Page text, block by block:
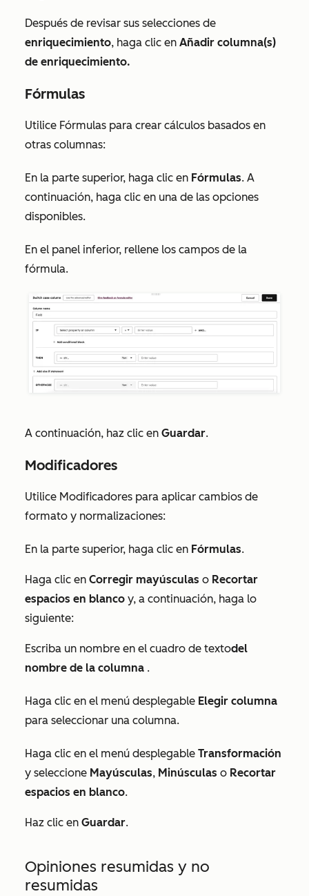
Después de revisar sus selecciones de
enriquecimiento, haga clic en Añadir columna(s)
de enriquecimiento.
Fórmulas
Utilice Fórmulas para crear cálculos basados en
otras columnas:
En la parte superior, haga clic en Fórmulas. A
continuación, haga clic en una de las opciones
disponibles.
En el panel inferior, rellene los campos de la
fórmula.
A continuación, haz clic en Guardar.
Modificadores
Utilice Modificadores para aplicar cambios de
formato y normalizaciones:
En la parte superior, haga clic en Fórmulas.
Haga clic en Corregir mayúsculas o Recortar
espacios en blanco y, a continuación, haga lo
siguiente:
Escriba un nombre en el cuadro de textodel
nombre de la columna .
Haga clic en el menú desplegable Elegir columna
para seleccionar una columna.
Haga clic en el menú desplegable Transformación
y seleccione Mayúsculas, Minúsculas o Recortar
espacios en blanco.
Haz clic en Guardar.
Opiniones resumidas y no
resumidas